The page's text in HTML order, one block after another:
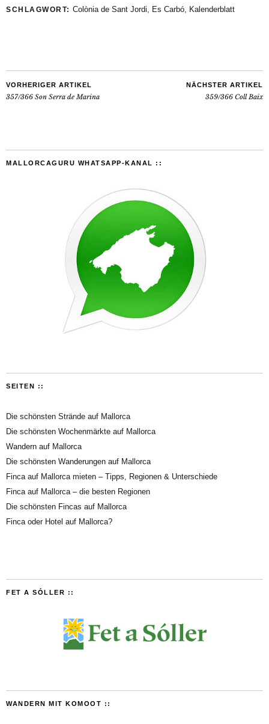
SCHLAGWORT: Colònia de Sant Jordi Es Carbó Kalenderblatt
VORHERIGER ARTIKEL
357/366 Son Serra de Marina
NÄCHSTER ARTIKEL
359/366 Coll Baix
MALLORCAGURU WHATSAPP-KANAL ::
SEITEN ::
Die schönsten Strände auf Mallorca
Die schönsten Wochenmärkte auf Mallorca
Wandern auf Mallorca
Die schönsten Wanderungen auf Mallorca
Finca auf Mallorca mieten – Tipps, Regionen & Unterschiede
Finca auf Mallorca – die besten Regionen
Die schönsten Fincas auf Mallorca
Finca oder Hotel auf Mallorca?
FET A SÓLLER ::
WANDERN MIT KOMOOT ::